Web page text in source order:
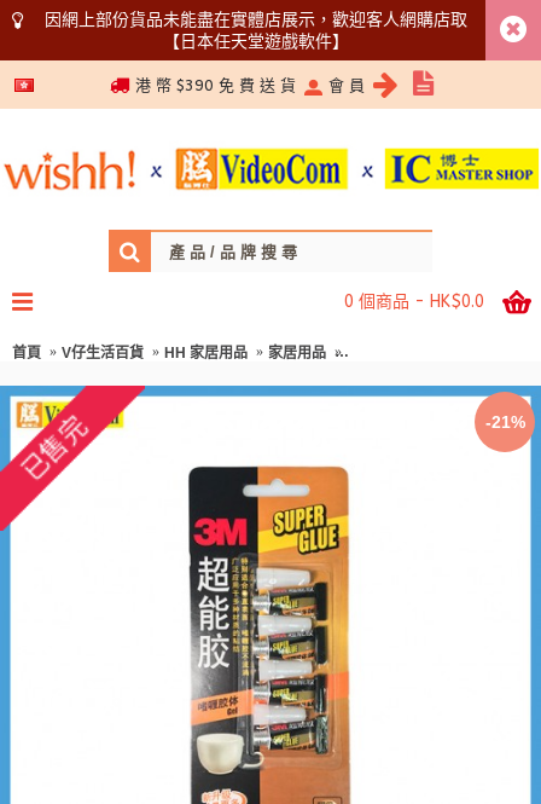
因網上部份貨品未能盡在實體店展示，歡迎客人網購店取
【日本任天堂遊戲軟件】
5366 1340
港 幣 $390 免 費 送 貨 會 員
0 個商品 - HK$0.0
首頁 V仔生活百貨 HH 家居用品 家居用品 3M AD1199 超能膠 (4支裝)
-21%